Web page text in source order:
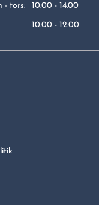
- tors: 10.00 - 14.00
10.00 - 12.00